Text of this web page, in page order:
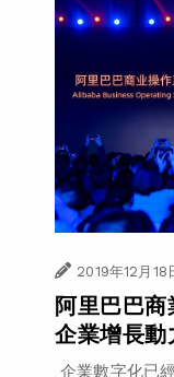
2019年12月18
阿里巴巴
企業增長動
企業數字化已